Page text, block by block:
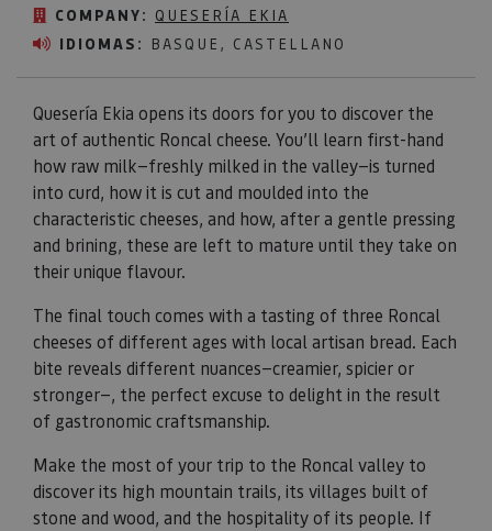
COMPANY: QUESERÍA EKIA
IDIOMAS: BASQUE, CASTELLANO
Quesería Ekia opens its doors for you to discover the
art of authentic Roncal cheese. You’ll learn first-hand
how raw milk—freshly milked in the valley—is turned
into curd, how it is cut and moulded into the
characteristic cheeses, and how, after a gentle pressing
and brining, these are left to mature until they take on
their unique flavour.
The final touch comes with a tasting of three Roncal
cheeses of different ages with local artisan bread. Each
bite reveals different nuances—creamier, spicier or
stronger—, the perfect excuse to delight in the result
of gastronomic craftsmanship.
Make the most of your trip to the Roncal valley to
discover its high mountain trails, its villages built of
stone and wood, and the hospitality of its people. If